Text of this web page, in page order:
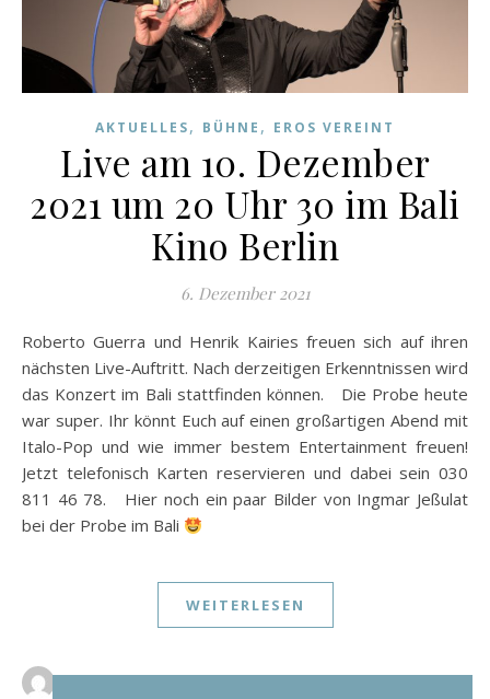
AKTUELLES, BÜHNE , EROS VEREINT
Live am 10. Dezember
2021 um 20 Uhr 30 im Bali
Kino Berlin
6. Dezember 2021
Roberto Guerra und Henrik Kairies freuen sich auf ihren
nächsten Live-Auftritt. Nach derzeitigen Erkenntnissen wird
das Konzert im Bali stattfinden können. Die Probe heute
war super. Ihr könnt Euch auf einen großartigen Abend mit
Italo-Pop und wie immer bestem Entertainment freuen!
Jetzt telefonisch Karten reservieren und dabei sein 030
811 46 78. Hier noch ein paar Bilder von Ingmar Jeßulat
bei der Probe im Bali
WEITERLESEN